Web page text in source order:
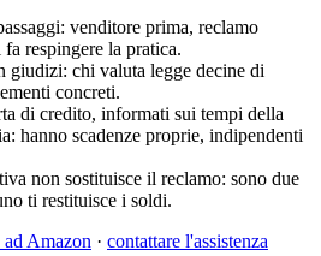
venditore prima, reclamo
respingere la pratica.
giudizi: chi valuta legge decine di
concreti.
di credito, informati sui tempi della
hanno scadenze proprie, indipendenti
non sostituisce il reclamo: sono due
ti restituisce i soldi.
ad Amazon · contattare l'assistenza